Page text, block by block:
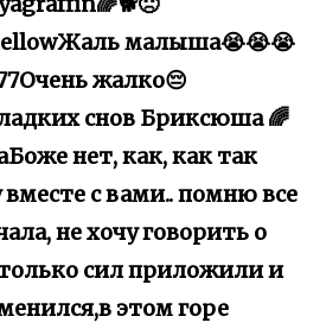
малыша😭😭😭
жалко😔
снов Бриксюша 🌈
нет, как, как так
с вами.. помню все
не хочу говорить о
сил приложили и
этом горе